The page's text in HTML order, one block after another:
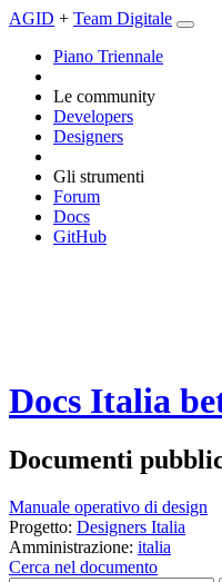
AGID + Team Digitale
Piano Triennale
Le community
Developers
Designers
Gli strumenti
Forum
Docs
GitHub
Docs Italia
Documenti
Manuale operativo di design
Progetto: Designers Italia
Amministrazione: italia
Cerca nel documento